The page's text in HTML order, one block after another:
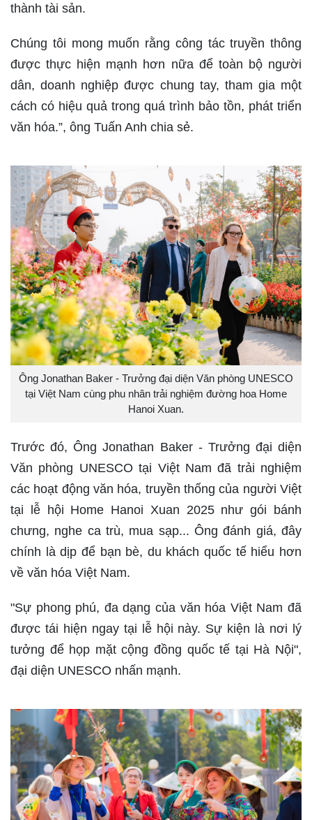
thành tài sản.
Chúng tôi mong muốn rằng công tác truyền thông
được thực hiện mạnh hơn nữa để toàn bộ người
dân, doanh nghiệp được chung tay, tham gia một
cách có hiệu quả trong quá trình bảo tồn, phát triển
văn hóa.”, ông Tuấn Anh chia sẻ.
Ông Jonathan Baker - Trưởng đại diện Văn phòng UNESCO
tại Việt Nam cùng phu nhân trải nghiệm đường hoa Home
Hanoi Xuan.
Trước đó, Ông Jonathan Baker - Trưởng đại diện
Văn phòng UNESCO tại Việt Nam đã trải nghiệm
các hoạt động văn hóa, truyền thống của người Việt
tại lễ hội Home Hanoi Xuan 2025 như gói bánh
chưng, nghe ca trù, mua sạp... Ông đánh giá, đây
chính là dịp để bạn bè, du khách quốc tế hiểu hơn
về văn hóa Việt Nam.
"Sự phong phú, đa dạng của văn hóa Việt Nam đã
được tái hiện ngay tại lễ hội này. Sự kiện là nơi lý
tưởng để họp mặt cộng đồng quốc tế tại Hà Nội",
đại diện UNESCO nhấn mạnh.